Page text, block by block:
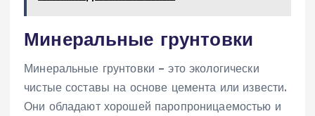
Минеральные грунтовки
Минеральные грунтовки – это экологически
чистые составы на основе цемента или извести.
Они обладают хорошей паропроницаемостью и